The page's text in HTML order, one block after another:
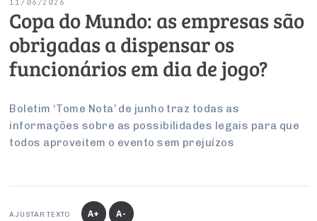
Artigos
Institucional
PROJETOS ESPECIAIS:
UM BRASIL
Economia
Pesquisas
Brasil
Internacional
Inteligência Artificial
Trabalho
Empresas
Negócios
Varejo
ESG
Últimas Notícias
PESQUISAS
INSTITUCIONAL
Sobre
Negociações Coletivas
Conselho de Turismo
Conselho de Emprego e Relações do Trabalho
EMPRESAS
11/06/2026
Copa do Mundo: as empresas são
obrigadas a dispensar os
funcionários em dia de jogo?
Boletim ‘Tome Nota’ de junho traz todas as
informações sobre as possibilidades legais para que
todos aproveitem o evento sem prejuízos
AJUSTAR TEXTO A+ A-